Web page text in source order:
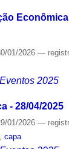
01/2026—
Eventos 2025
- 28/04/2025
01/2026—
,capa